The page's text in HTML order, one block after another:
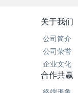
关于我们
公司简介
公司荣誉
企业文化
合作共赢